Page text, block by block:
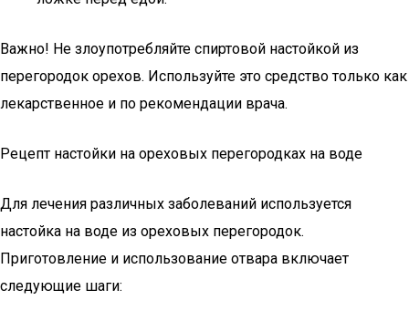
Важно! Не злоупотребляйте спиртовой настойкой из
перегородок орехов. Используйте это средство только как
лекарственное и по рекомендации врача.
Рецепт настойки на ореховых перегородках на воде
Для лечения различных заболеваний используется
настойка на воде из ореховых перегородок.
Приготовление и использование отвара включает
следующие шаги: